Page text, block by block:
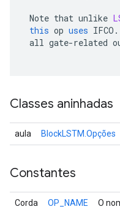
Note that unlike
this op uses IFCO .
all gate-related
Classes aninhadas
aula BlockLSTM.Opções
Constantes
Corda OP_NAME O